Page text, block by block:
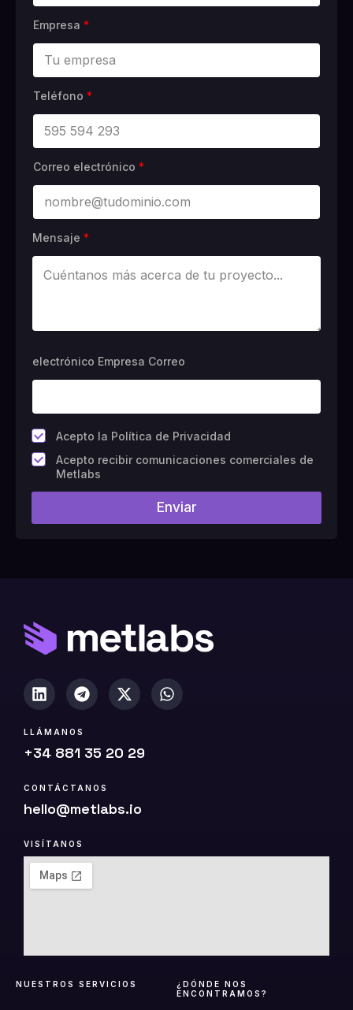
Empresa *
Teléfono *
Correo electrónico *
Mensaje *
electrónico Empresa Correo
*
Acepto la Política de Privacidad
C
a
p
#
a
)
Acepto recibir comunicaciones comerciales de
Metlabs
Enviar
LLÁMANOS
+34 881 35 20 29
CONTÁCTANOS
hello@metlabs.io
VISÍTANOS
NUESTROS SERVICIOS
¿DÓNDE NOS
ENCONTRAMOS?